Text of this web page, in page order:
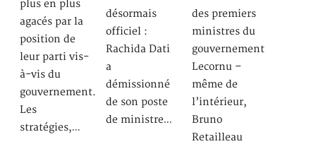
plus en plus
agacés par la
position de
leur parti vis-
à-vis du
gouvernement.
Les
stratégies,…
désormais
officiel :
Rachida Dati
a
démissionné
de son poste
de ministre…
des premiers
ministres du
gouvernement
Lecornu –
même de
l’intérieur,
Bruno
Retailleau